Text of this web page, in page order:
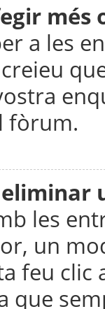
més
a les
fòrum.
les
un
feu clic